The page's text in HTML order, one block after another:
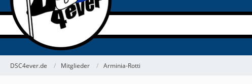
DSC4ever.de Mitglieder Arminia-Rotti